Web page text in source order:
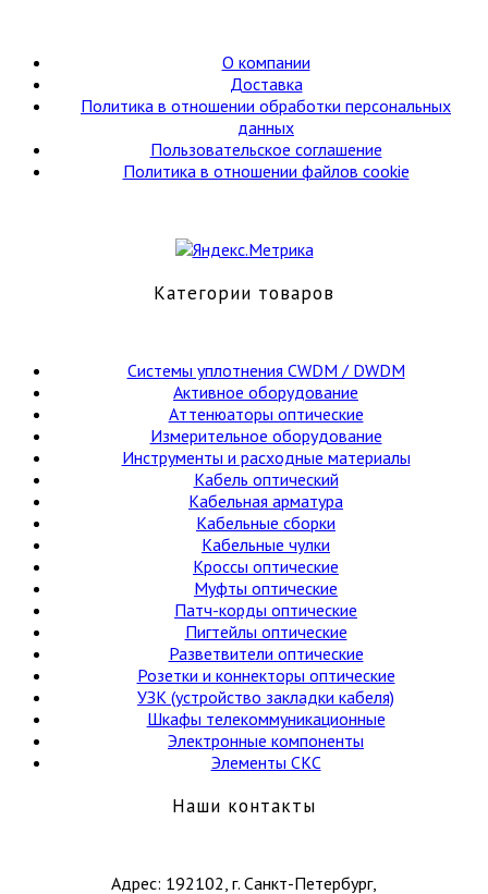
О компании
Доставка
Политика в отношении обработки персональных
данных
Пользовательское соглашение
Политика в отношении файлов cookie
Категории товаров
Cистемы уплотнения CWDM / DWDM
Активное оборудование
Аттенюаторы оптические
Измерительное оборудование
Инструменты и расходные материалы
Кабель оптический
Кабельная арматура
Кабельные сборки
Кабельные чулки
Кроссы оптические
Муфты оптические
Патч-корды оптические
Пигтейлы оптические
Разветвители оптические
Розетки и коннекторы оптические
УЗК (устройство закладки кабеля)
Шкафы телекоммуникационные
Электронные компоненты
Элементы СКС
Наши контакты
Адрес: 192102, г. Санкт-Петербург,